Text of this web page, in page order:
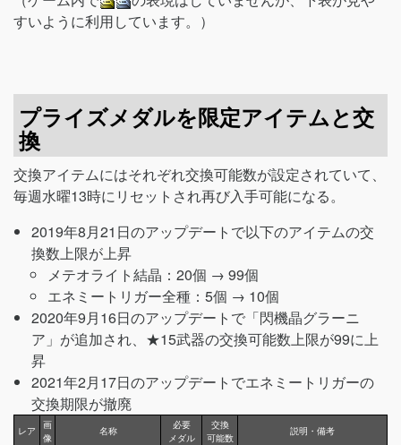
すいように利用しています。）
プライズメダルを限定アイテムと交
換
交換アイテムにはそれぞれ交換可能数が設定されていて、
毎週水曜13時にリセットされ再び入手可能になる。
2019年8月21日のアップデートで以下のアイテムの交
換数上限が上昇
メテオライト結晶：20個 → 99個
エネミートリガー全種：5個 → 10個
2020年9月16日のアップデートで「閃機晶グラーニ
ア」が追加され、★15武器の交換可能数上限が99に上
昇
2021年2月17日のアップデートでエネミートリガーの
交換期限が撤廃
レア 画
像
名称
必要
メダル
交換
可能数
説明・備考